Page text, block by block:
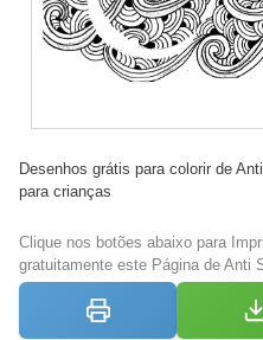
Desenhos grátis para colorir de
para crianças
Clique nos botões abaixo para
gratuitamente este Página de Anti